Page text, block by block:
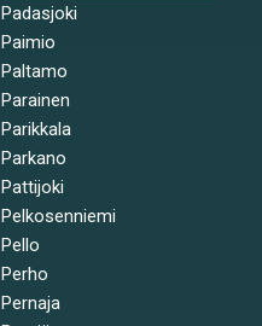
Padasjoki
Paimio
Paltamo
Parainen
Parikkala
Parkano
Pattijoki
Pelkosenniemi
Pello
Perho
Pernaja